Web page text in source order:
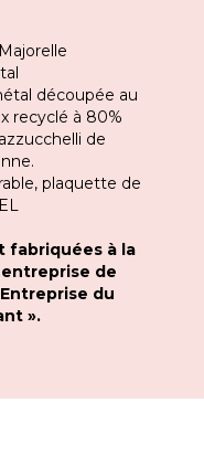
découpée au
recyclé à 80%
de
plaquette de
fabriquées à la
de
du
».